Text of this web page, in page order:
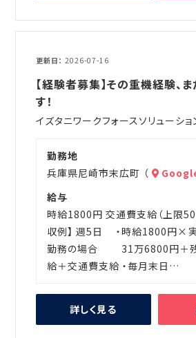
更新日 2026-07-16
【経験者募集】その重機経験、
す！
イズタニワークフォースソリューショ
勤務地
兵庫県尼崎市末広町 （
給与
時給1800円 交通費支給（上限
収例】 週5日 ・時給1800円×
勤務の場合 31万6800円＋
給＋交通費支給 ・毎月末日…
詳しく見る